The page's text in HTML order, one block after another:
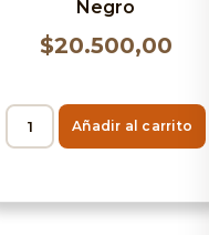
Negro
$20.500,00
Añadir al carrito